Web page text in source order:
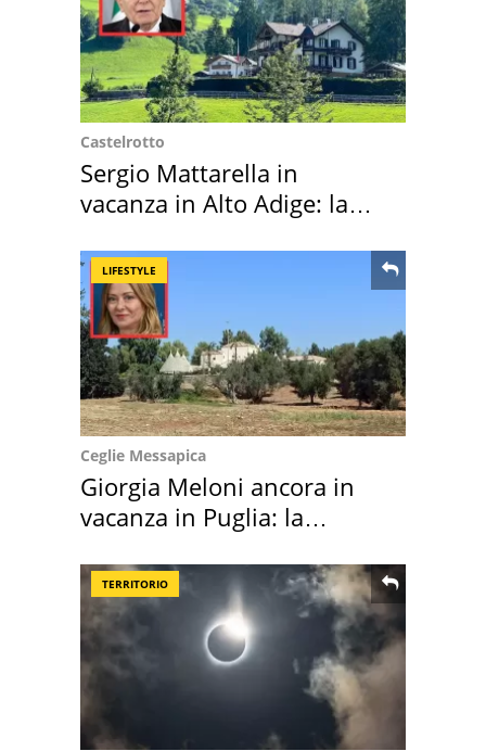
Castelrotto
Sergio Mattarella in
vacanza in Alto Adige: la
LIFESTYLE
Ceglie Messapica
Giorgia Meloni ancora in
vacanza in Puglia: la
TERRITORIO